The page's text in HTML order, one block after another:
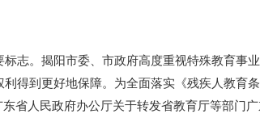
志。揭阳市委、市政府高度重视特殊教育事
得到更好地保障。为全面落实《残疾人教育
省人民政府办公厅关于转发省教育厅等部门广